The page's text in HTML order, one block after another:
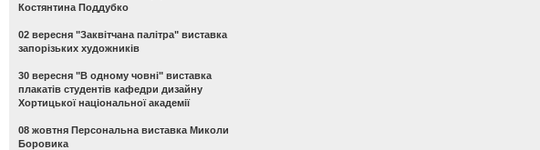
Костянтина Поддубко
02 вересня "Заквітчана палітра" виставка
запорізьких художників
30 вересня "В одному човні" виставка
плакатів студентів кафедри дизайну
Хортицької національної академії
08 жовтня Персональна виставка Миколи
Боровика